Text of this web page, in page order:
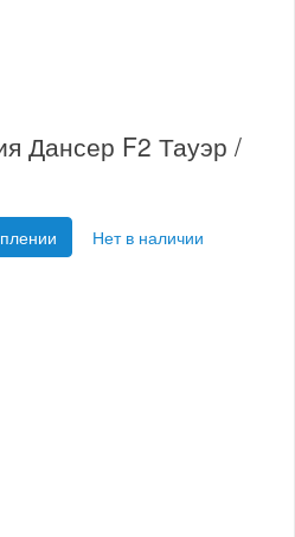
Дансер F2 Тауэр /
Нет в наличии